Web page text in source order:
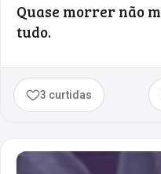
Quase morrer não
tudo.
3 curtidas